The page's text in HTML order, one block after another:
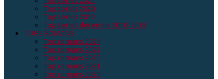
Top séries 2020
Top séries 2019
Top séries décennie 2010-2019
TOPS ROMANS
Top romans 2024
Top romans 2023
Top romans 2022
Top romans 2021
Top romans 2020